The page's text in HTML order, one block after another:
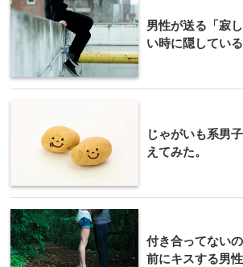
男性が送る「寂
い時に隠してい
じゃがいも系男
えてみた。
付き合ってない
前にキスする男